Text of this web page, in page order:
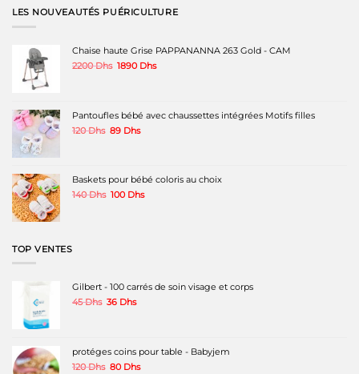
variations.
être
choisies
produit
LES NOUVEAUTÉS PUÉRICULTURE
Chaise haute Grise PAPPANANNA 263 Gold - CAM
2200Dhs Le
2200 Dhs.
1890 DhsLe
1890 Dhs.
Pantoufles bébé avec chaussettes intégrées Motifs filles
120Dhs Le
120 Dhs.
89 DhsLe
89 Dhs.
Baskets pour bébé coloris au choix
140Dhs Le
100 DhsLe
TOP VENTES
Gilbert - 100 carrés de soin visage et corps
45Dhs Le
45 Dhs.
36 DhsLe
protéges coins pour table - Babyjem
120Dhs Le
80 DhsLe